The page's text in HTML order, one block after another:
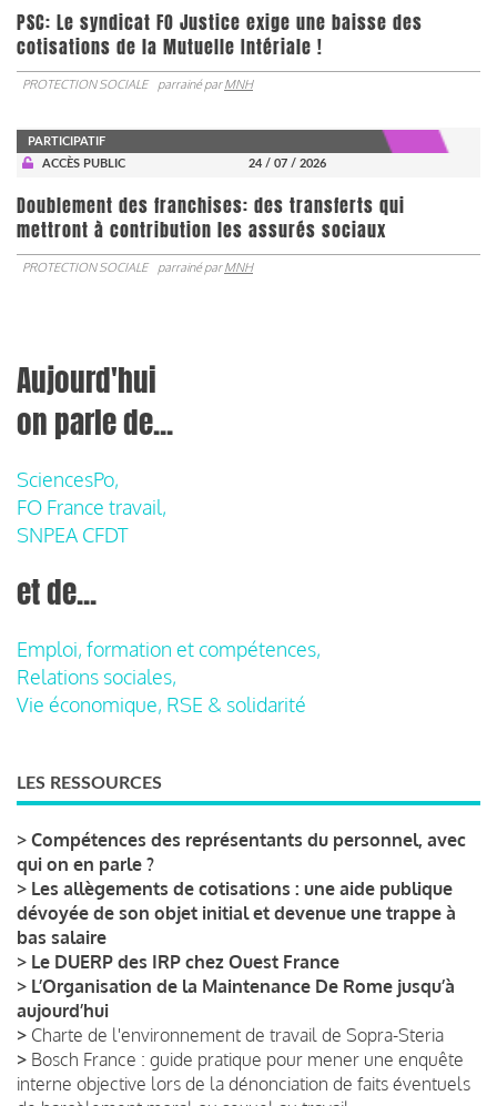
PSC: Le syndicat FO Justice exige une baisse des
cotisations de la Mutuelle Intériale !
PROTECTION SOCIALE parrainé parMNH
PARTICIPATIF
ACCÈS PUBLIC
24 / 07 / 2026
Doublement des franchises: des transferts qui
mettront à contribution les assurés sociaux
PROTECTION SOCIALE parrainé parMNH
Aujourd'hui
on parle de...
SciencesPo,
FO France travail,
SNPEA CFDT
et de...
Emploi, formation et compétences,
Relations sociales,
Vie économique, RSE & solidarité
LES RESSOURCES
> Compétences des représentants du personnel, avec
qui on en parle ?
> Les allègements de cotisations : une aide publique
dévoyée de son objet initial et devenue une trappe à
bas salaire
> Le DUERP des IRP chez Ouest France
> L’Organisation de la Maintenance De Rome jusqu’à
aujourd’hui
> Charte de l'environnement de travail de Sopra-Steria
> Bosch France : guide pratique pour mener une enquête
interne objective lors de la dénonciation de faits éventuels